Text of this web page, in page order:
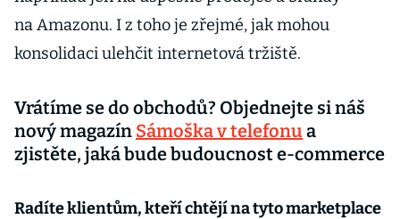
na Amazonu. I z toho je zřejmé, jak mohou
konsolidaci ulehčit internetová tržiště.
Vrátíme se do obchodů? Objednejte si náš
nový magazín Sámoška v telefonua
zjistěte, jaká bude budoucnost e-commerce
Radíte klientům, kteří chtějí na tyto marketplace